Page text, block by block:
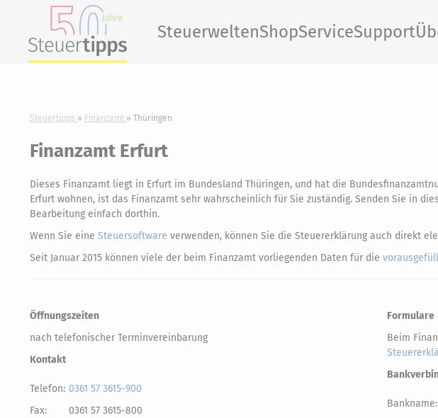
SteuerweltenShopServiceSupport
Steuertipps Finanzamt Thüringen
Finanzamt Erfurt
Dieses Finanzamt liegt in Erfurt im Bundesland Thüringen, und hat die
Erfurt wohnen, ist das Finanzamt sehr wahrscheinlich für Sie zuständig. Senden Sie in
Bearbeitung einfach dorthin.
Wenn Sie eine Steuersoftware verwenden, können Sie die Steuererklärung auch direkt
Seit Januar 2015 können viele der beim Finanzamt vorliegenden Daten für die
Öffnungszeiten
nach telefonischer Terminvereinbarung
Kontakt
Telefon: 0361 57 3615-900
Fax:
0361 57 3615-800
Formulare
Beim
Bankname: